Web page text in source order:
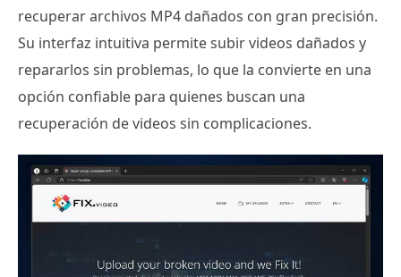
recuperar archivos MP4 dañados con gran precisión.
Su interfaz intuitiva permite subir videos dañados y
repararlos sin problemas, lo que la convierte en una
opción confiable para quienes buscan una
recuperación de videos sin complicaciones.